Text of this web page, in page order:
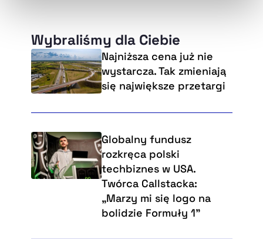
Wybraliśmy dla Ciebie
Najniższa cena już nie
wystarcza. Tak zmieniają
się największe przetargi
Globalny fundusz
rozkręca polski
techbiznes w USA.
Twórca Callstacka:
„Marzy mi się logo na
bolidzie Formuły 1”